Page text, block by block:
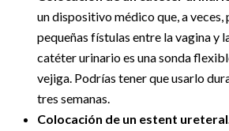
un dispositivo médico que, a
pequeñas fístulas entre la vagina y
catéter urinario es una sonda
vejiga. Podrías tener que usarlo
tres semanas.
Colocación de un estent